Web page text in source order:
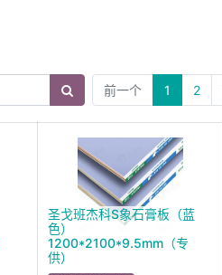
前一个 1 2
圣戈班杰科S象石膏板（蓝
色）
1200*2100*9.5mm（专
供）